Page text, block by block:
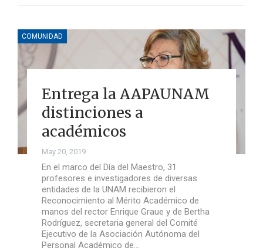
COMUNIDAD
Entrega la AAPAUNAM
distinciones a
académicos
May 20, 2019
En el marco del Día del Maestro, 31
profesores e investigadores de diversas
entidades de la UNAM recibieron el
Reconocimiento al Mérito Académico de
manos del rector Enrique Graue y de Bertha
Rodríguez, secretaria general del Comité
Ejecutivo de la Asociación Autónoma del
Personal Académico de…